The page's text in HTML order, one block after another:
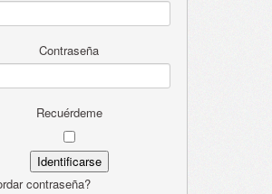
Contraseña
Recuérdeme
contraseña?